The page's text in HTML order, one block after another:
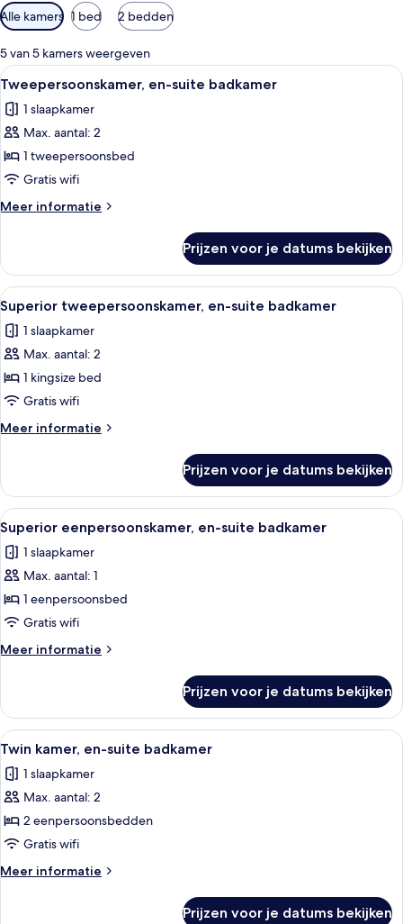
Beschikbare
filters
voor
kamers
Alle kamers 1 bed 2 bedden
5 van 5 kamers weergeven
Alle
foto's
voor
Tweepersoonskamer,
en-
suite
badkamer
laden
Een moderne badkamer met een
5
Tweepersoonskamer, en-suite badkamer
1 slaapkamer
Max. aantal: 2
1 tweepersoonsbed
Gratis wifi
Meer informatie
Meer
en-
suite
badkamer
Prijzen voor je datums bekijken
Alle
foto's
voor
Superior
tweepersoonskamer,
en-
suite
badkamer
Een net opgemaakt bed met witte
5
Superior tweepersoonskamer, en-suite badkamer
1 slaapkamer
Max. aantal: 2
1 kingsize bed
Gratis wifi
Meer informatie
Meer
tweepersoonskamer,
en-
suite
badkamer
Prijzen voor je datums bekijken
Alle
foto's
voor
Superior
eenpersoonskamer,
en-
suite
badkamer
Een kleine, keurig opgeruimde
5
Superior eenpersoonskamer, en-suite badkamer
1 slaapkamer
Max. aantal: 1
1 eenpersoonsbed
Gratis wifi
Meer informatie
Meer
eenpersoonskamer,
en-
suite
Prijzen voor je datums bekijken
Alle
foto's
voor
Twin
kamer,
en-
suite
badkamer
Een hotelkamer met twee bedden,
5
Twin kamer, en-suite badkamer
1 slaapkamer
Max. aantal: 2
2 eenpersoonsbedden
Gratis wifi
Meer informatie
Meer
Prijzen voor je datums bekijken